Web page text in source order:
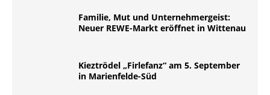
Familie, Mut und Unternehmergeist:
Neuer REWE-Markt eröffnet in Wittenau
Kieztrödel „Firlefanz“ am 5. September
in Marienfelde-Süd